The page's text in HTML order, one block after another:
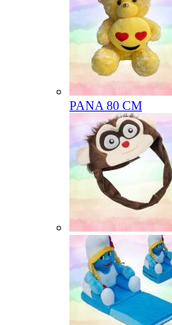
PANA 80 CM